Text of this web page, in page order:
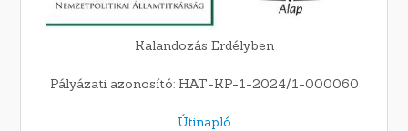
Kalandozás Erdélyben
Pályázati azonosító: HAT-KP-1-2024/1-000060
Útinapló